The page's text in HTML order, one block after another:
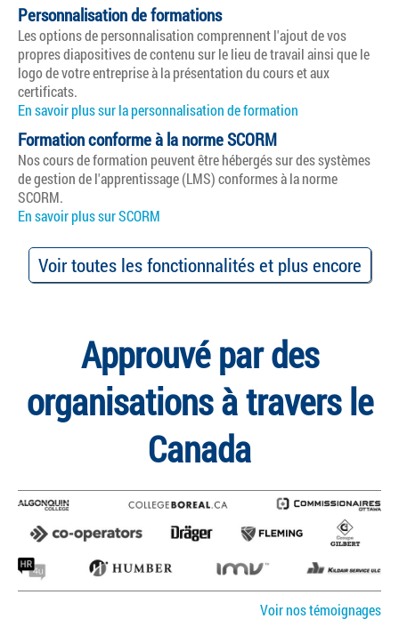
Personnalisation de formations
Les options de personnalisation comprennent l'ajout de vos
propres diapositives de contenu sur le lieu de travail ainsi que le
logo de votre entreprise à la présentation du cours et aux
certificats.
En savoir plus sur la personnalisation de formation
Formation conforme à la norme SCORM
Nos cours de formation peuvent être hébergés sur des systèmes
de gestion de l'apprentissage (LMS) conformes à la norme
SCORM.
En savoir plus sur SCORM
Voir toutes les fonctionnalités et plus encore
Approuvé par des
organisations à travers le
Canada
Voir nos témoignages